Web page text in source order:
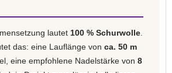
lautet 100 % Schurwolle
das: eine Lauflänge von ca. 50 m
eine empfohlene Nadelstärke von 8